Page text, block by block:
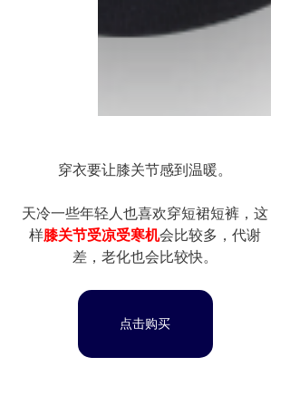
穿衣要让膝关节感到温暖。
天冷一些年轻人也喜欢穿短裙短裤，这
样膝关节受凉受寒机会比较多，代谢
差，老化也会比较快。
点击购买